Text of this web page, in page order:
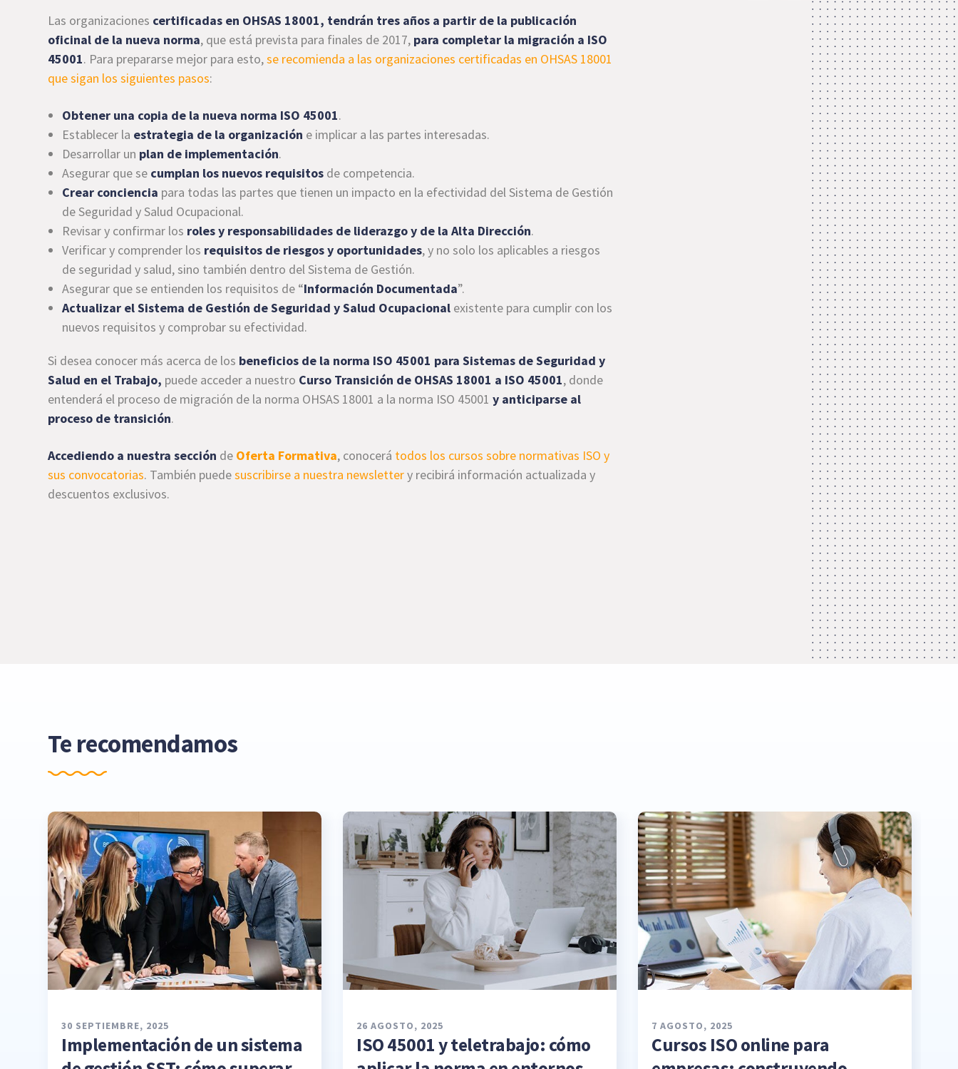
Las organizaciones certificadas en OHSAS 18001, tendrán tres años a partir de la publicación
oficinal de la nueva norma, que está prevista para finales de 2017, para completar la migración a ISO
45001. Para prepararse mejor para esto,se recomienda a las organizaciones certificadas en OHSAS 18001
que sigan los siguientes pasos:
Obtener una copia de la nueva norma ISO 45001.
Establecer la estrategia de la organización e implicar a las partes interesadas.
Desarrollar un plan de implementación.
Asegurar que se cumplan los nuevos requisitos de competencia.
Crear conciencia para todas las partes que tienen un impacto en la efectividad del Sistema de Gestión
de Seguridad y Salud Ocupacional.
Revisar y confirmar los roles y responsabilidades de liderazgo y de la Alta Dirección.
Verificar y comprender los requisitos de riesgos y oportunidades, y no solo los aplicables a riesgos
de seguridad y salud, sino también dentro del Sistema de Gestión.
Asegurar que se entienden los requisitos de “Información Documentada”.
Actualizar el Sistema de Gestión de Seguridad y Salud Ocupacional existente para cumplir con los
nuevos requisitos y comprobar su efectividad.
Si desea conocer más acerca de los beneficios de la norma ISO 45001 para Sistemas de Seguridad y
Salud en el Trabajo, puede acceder a nuestro Curso Transición de OHSAS 18001 a ISO 45001, donde
entenderá el proceso de migración de la norma OHSAS 18001 a la norma ISO 45001y anticiparse al
proceso de transición.
Accediendo a nuestra sección de Oferta Formativa, conocerá todos los cursos sobre normativas ISO y
sus convocatorias. También puedesuscribirse a nuestra newslettery recibirá información actualizada y
descuentos exclusivos.
Te recomendamos
30 SEPTIEMBRE, 2025
Implementación de un sistema
26 AGOSTO, 2025
ISO 45001 y teletrabajo: cómo
7 AGOSTO, 2025
Cursos ISO online para